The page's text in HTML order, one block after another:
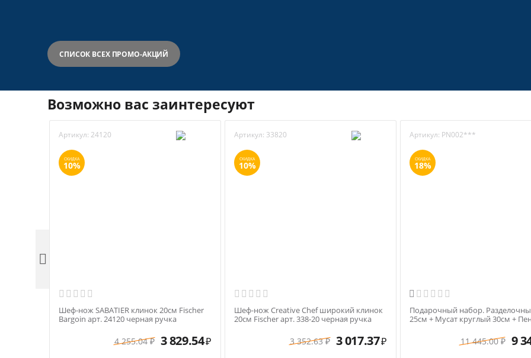
СПИСОК ВСЕХ ПРОМО-АКЦИЙ
Возможно вас заинтересуют
Артикул: 24120
СКИДКА
10%
Шеф-нож SABATIER клинок 20см Fischer
Bargoin арт. 24120 черная ручка
4 255.04 ₽ 3 829.54₽
Артикул: 33820
СКИДКА
10%
Шеф-нож Creative Chef широкий клинок
20см Fischer арт. 338-20 черная ручка
3 352.63 ₽ 3 017.37₽
Артикул: PN002***
СКИДКА
18%

Подарочный набор.
25см + Мусат круглый 30см +
11 445.00 ₽ 9
